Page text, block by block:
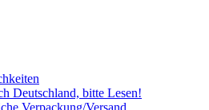
Deutschland, bitte Lesen!